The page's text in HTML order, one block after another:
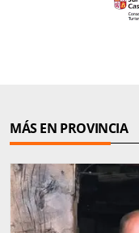
MÁS EN PROVINCIA